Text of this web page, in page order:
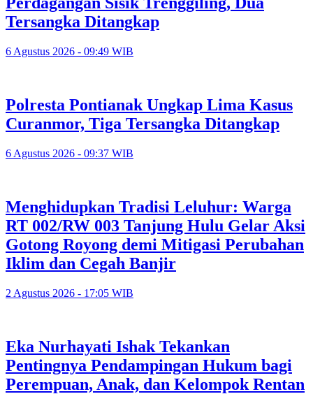
Tersangka Ditangkap
6 Agustus 2026 - 09:49 WIB
Polresta Pontianak Ungkap Lima Kasus
Curanmor, Tiga Tersangka Ditangkap
6 Agustus 2026 - 09:37 WIB
Menghidupkan Tradisi Leluhur: Warga
RT 002/RW 003 Tanjung Hulu Gelar Aksi
Gotong Royong demi Mitigasi Perubahan
Iklim dan Cegah Banjir
2 Agustus 2026 - 17:05 WIB
Eka Nurhayati Ishak Tekankan
Pentingnya Pendampingan Hukum bagi
Perempuan, Anak, dan Kelompok Rentan